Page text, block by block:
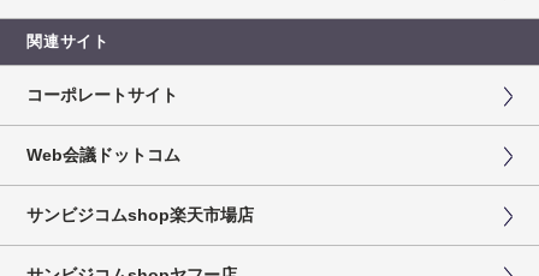
関連サイト
コーポレートサイト
Web会議ドットコム
サンビジコムshop楽天市場店